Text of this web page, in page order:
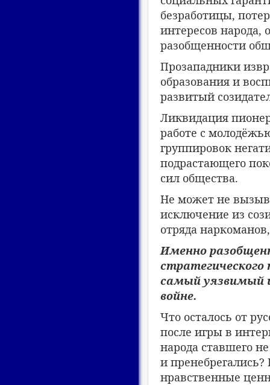
безработицы,
интересов народа,
разобщенности
Прозападники
образования и
развитый
Ликвидация
работе с
группировок
подрастающего
сил общества.
Не может не
исключение из
отряда
Именно
стратегического
самый уязвимый
войне.
Что осталось от
после игры в
народа ставшего
и пренебрегались?
нравственные